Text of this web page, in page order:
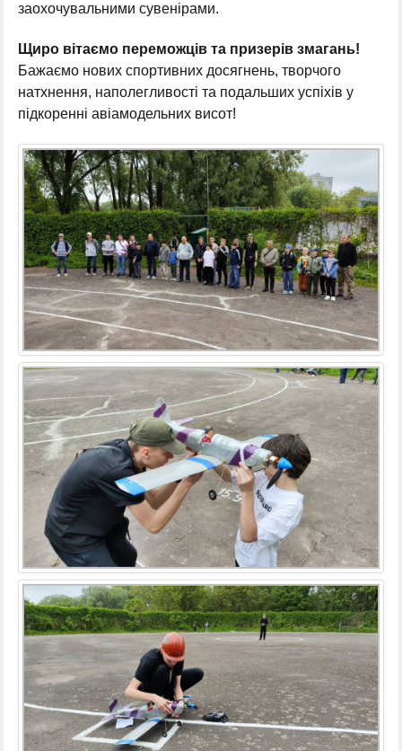
заохочувальними сувенірами.
Щиро вітаємо переможців та призерів змагань!
Бажаємо нових спортивних досягнень, творчого
натхнення, наполегливості та подальших успіхів у
підкоренні авіамодельних висот!